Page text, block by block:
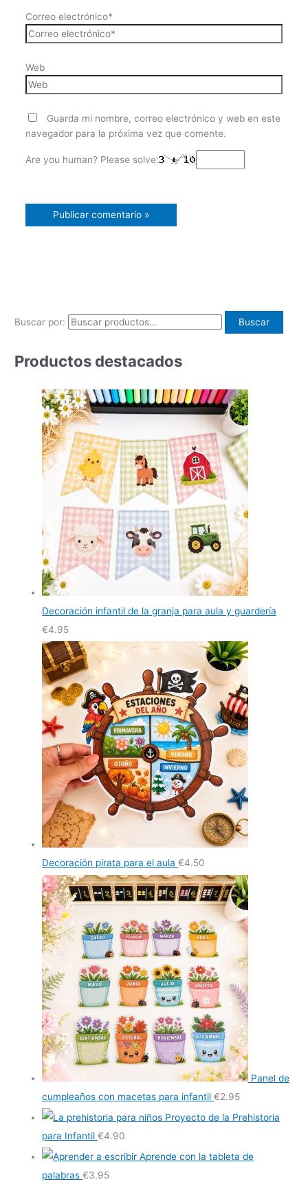
Correo electrónico*
Web
Guarda mi nombre, correo electrónico y web en este
navegador para la próxima vez que comente.
Are you human? Please solve:
Buscar por: Buscar
Productos destacados
Decoración infantil de la granja para aula y guardería
€4.95
Decoración pirata para el aula €4.50
Panel de
cumpleaños con macetas para infantil €2.95
Proyecto de la Prehistoria
para Infantil €4.90
Aprende con la tableta de
palabras €3.95